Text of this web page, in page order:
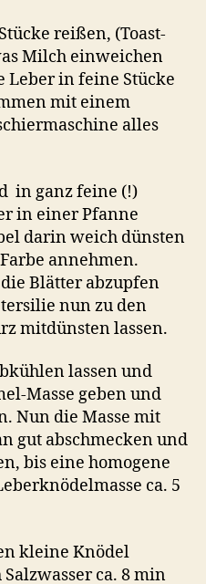
reißen, (Toast-
Milch einweichen
Leber in feine Stücke
mit einem
alles
in ganz feine (!)
in einer Pfanne
darin weich dünsten
annehmen.
Blätter abzupfen
nun zu den
mitdünsten lassen.
lassen und
Masse geben und
Nun die Masse mit
gut abschmecken und
bis eine homogene
ca. 5
kleine Knödel
ca. 8 min